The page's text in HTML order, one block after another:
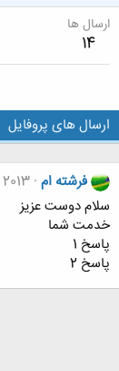
ارسال ها
14
ارسال های پروفایل
فرشته ام
سلام دوست عزیز
خدمت شما
پاسخ 1
پاسخ 2